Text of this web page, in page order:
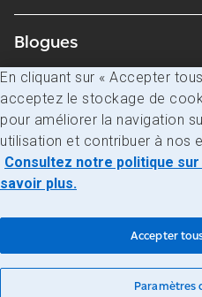
Blogues
Avis juridiques
Confidentialité
Accès à l’information
En cliquant sur « Accepter
acceptez le stockage de
pour améliorer la navigation
utilisation et contribuer à nos
Consultez notre politique
savoir plus.
Paramètres
Accepter